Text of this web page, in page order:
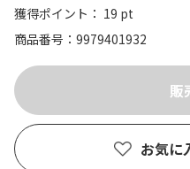
獲得ポイント： 19 pt
商品番号
9979401932
お気に